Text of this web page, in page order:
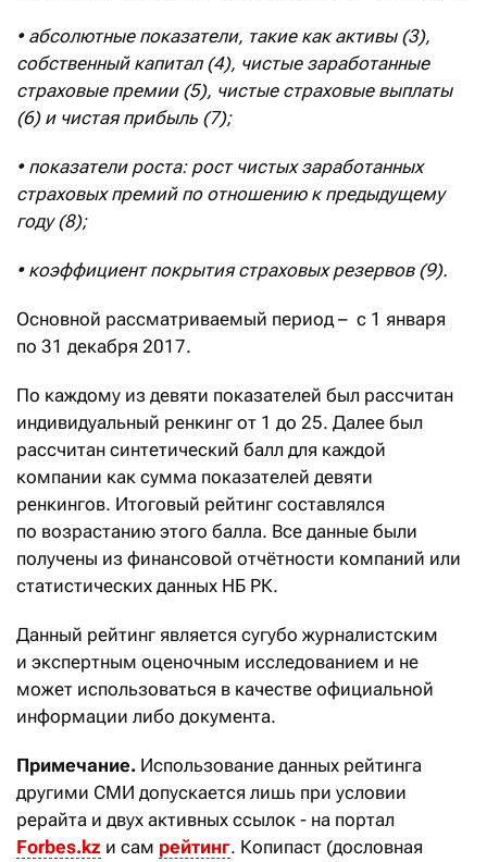
• абсолютные показатели, такие как активы (3),
собственный капитал (4), чистые заработанные
страховые премии (5), чистые страховые выплаты
(6) и чистая прибыль (7);
• показатели роста: рост чистых заработанных
страховых премий по отношению к предыдущему
году (8);
• коэффициент покрытия страховых резервов (9).
Основной рассматриваемый период – с 1 января
по 31 декабря 2017.
По каждому из девяти показателей был рассчитан
индивидуальный ренкинг от 1 до 25. Далее был
рассчитан синтетический балл для каждой
компании как сумма показателей девяти
ренкингов. Итоговый рейтинг составлялся
по возрастанию этого балла. Все данные были
получены из финансовой отчётности компаний или
статистических данных НБ РК.
Данный рейтинг является сугубо журналистским
и экспертным оценочным исследованием и не
может использоваться в качестве официальной
информации либо документа.
Примечание. Использование данных рейтинга
другими СМИ допускается лишь при условии
рерайта и двух активных ссылок - на портал
Forbes.kz и сам рейтинг. Копипаст (дословная